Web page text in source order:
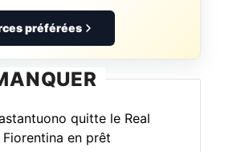
préférées
quitte le Real
en prêt